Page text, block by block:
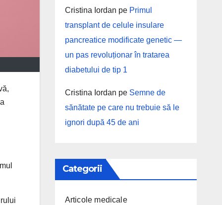
Cristina Iordan pe Primul
transplant de celule insulare
pancreatice modificate genetic —
un pas revoluționar în tratarea
diabetului de tip 1
Cristina Iordan pe Semne de
sănătate pe care nu trebuie să le
ignori după 45 de ani
Categorii
Articole medicale